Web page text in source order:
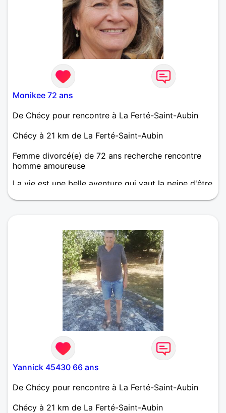
Monikee 72 ans
De Chécy pour rencontre à La Ferté-Saint-Aubin
Chécy à 21 km de La Ferté-Saint-Aubin
Femme divorcé(e) de 72 ans recherche rencontre
homme amoureuse
La vie est une belle aventure qui vaut la peine d'être
Yannick 45430 66 ans
De Chécy pour rencontre à La Ferté-Saint-Aubin
Chécy à 21 km de La Ferté-Saint-Aubin